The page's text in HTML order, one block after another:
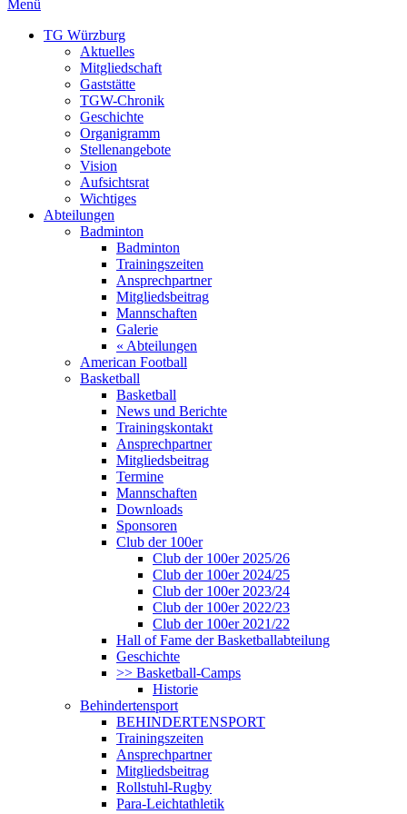
Menü
TG Würzburg
Aktuelles
Mitgliedschaft
Gaststätte
TGW-Chronik
Geschichte
Organigramm
Stellenangebote
Vision
Aufsichtsrat
Wichtiges
Abteilungen
Badminton
Badminton
Trainingszeiten
Ansprechpartner
Mitgliedsbeitrag
Mannschaften
Galerie
« Abteilungen
American Football
Basketball
Basketball
News und Berichte
Trainingskontakt
Ansprechpartner
Mitgliedsbeitrag
Termine
Mannschaften
Downloads
Sponsoren
Club der 100er
Club der 100er 2025/26
Club der 100er 2024/25
Club der 100er 2023/24
Club der 100er 2022/23
Club der 100er 2021/22
Hall of Fame der Basketballabteilung
Geschichte
>> Basketball-Camps
Historie
Behindertensport
BEHINDERTENSPORT
Trainingszeiten
Ansprechpartner
Mitgliedsbeitrag
Rollstuhl-Rugby
Para-Leichtathletik